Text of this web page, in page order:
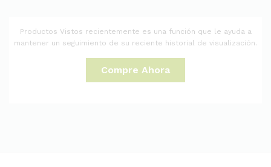
Productos Vistos recientemente es una función que le ayuda a
mantener un seguimiento de su reciente historial de visualización.
Compre Ahora